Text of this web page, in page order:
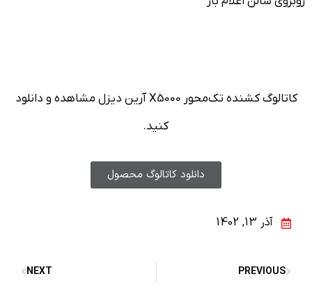
کاتالوگ کشنده تک‌محور X5000 آرین دیزل مشاهده و دانلود
کنید.
دانلود کاتالوگ محصول
آذر 13, 1402
PREVIOUS
NEXT